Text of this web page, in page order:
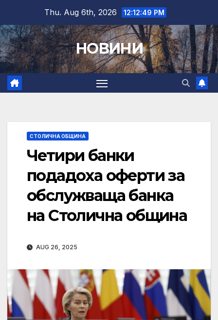
content
Thu. Aug 6th, 2026 12:12:50 PM
НОВИНИ
СТОЛИЧНА ОБЩИНА
Четири банки
подадоха оферти за
обслужваща банка
на Столична община
AUG 26, 2025